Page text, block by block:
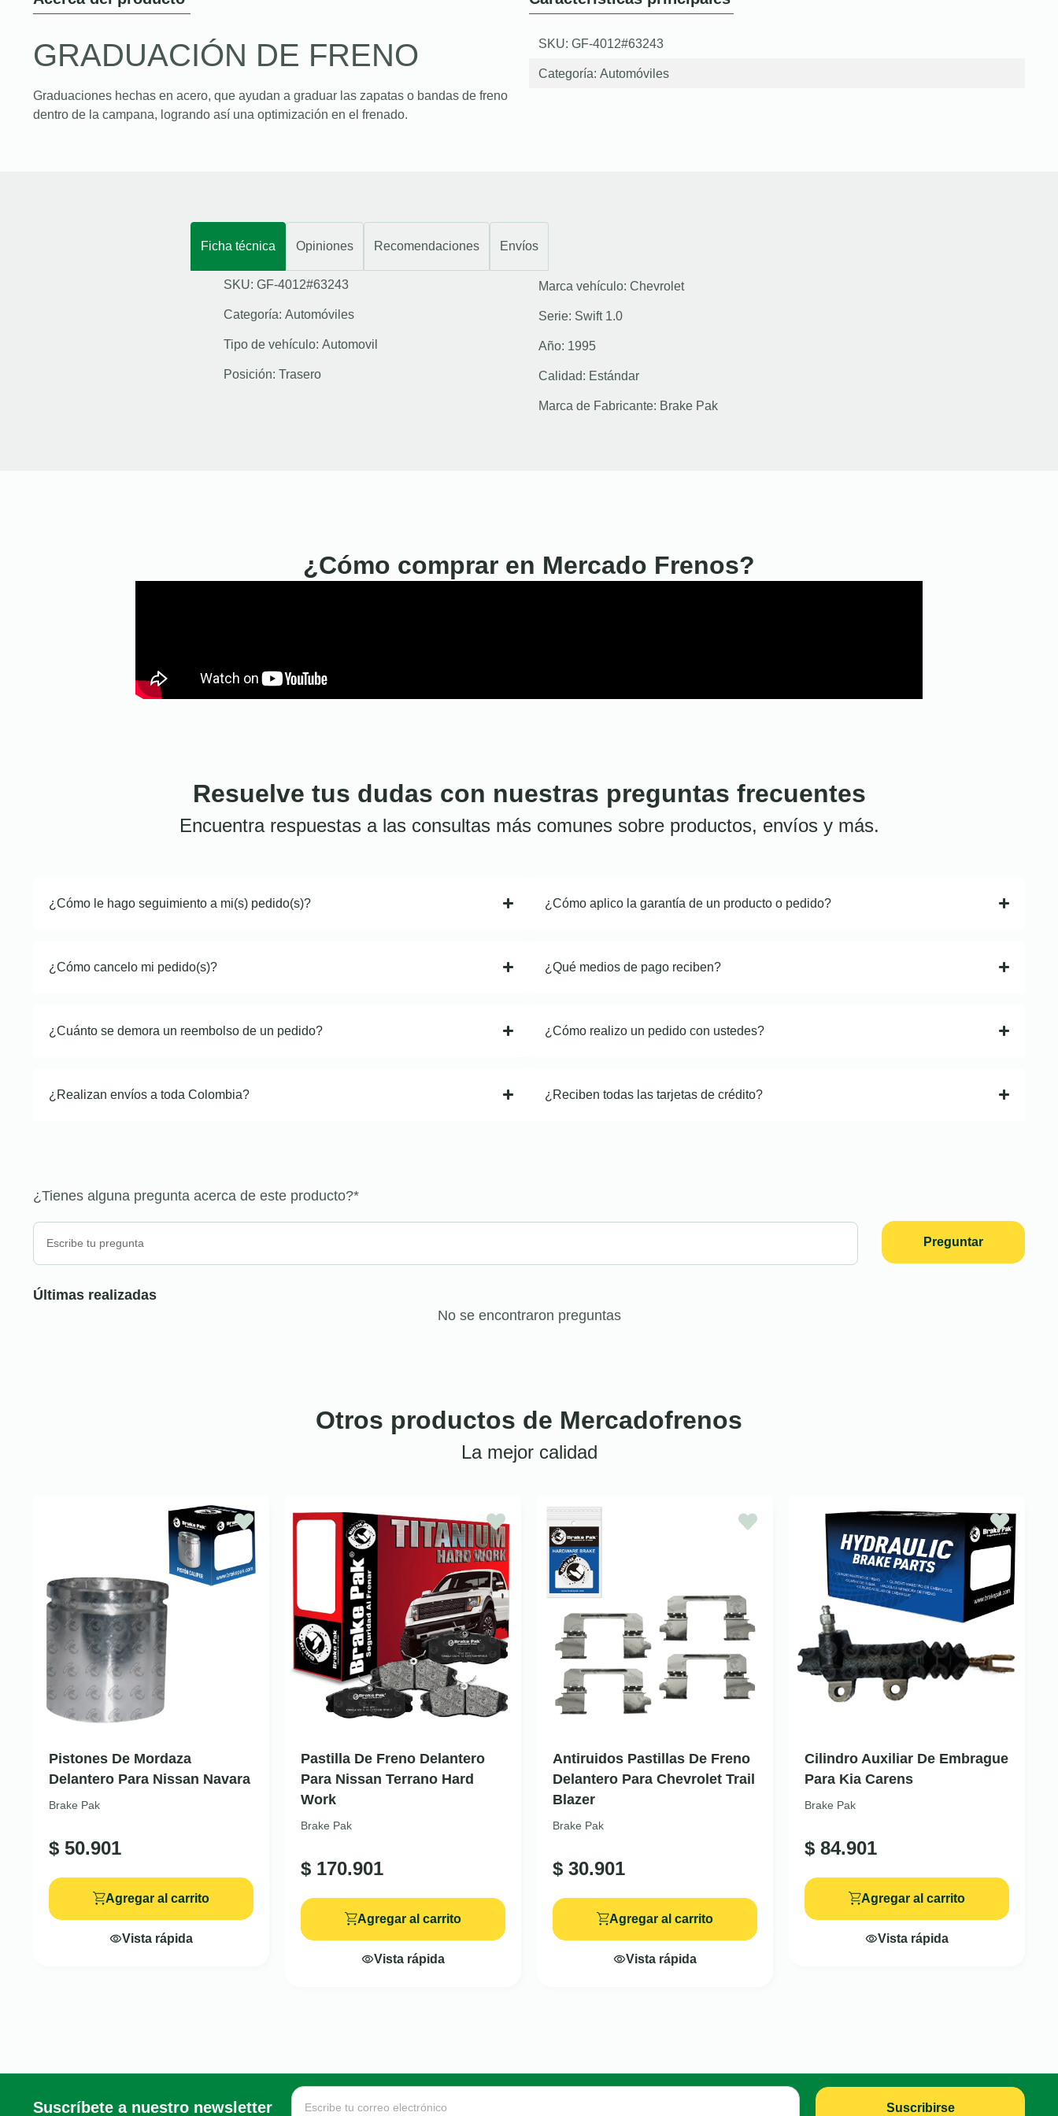
GRADUACIÓN DE FRENO
Graduaciones hechas en acero, que ayudan a graduar las zapatas o bandas de freno
dentro de la campana, logrando así una optimización en el frenado.
SKU: GF-4012#63243
Categoría: Automóviles
Ficha técnica Opiniones Recomendaciones Envíos
SKU: GF-4012#63243
Categoría: Automóviles
Tipo de vehículo: Automovil
Posición: Trasero
Marca vehículo: Chevrolet
Serie: Swift 1.0
Año: 1995
Calidad: Estándar
Marca de Fabricante: Brake Pak
¿Cómo comprar en Mercado Frenos?
Resuelve tus dudas con nuestras preguntas frecuentes
Encuentra respuestas a las consultas más comunes sobre productos, envíos y más.
¿Cómo le hago seguimiento a mi(s) pedido(s)?
¿Cómo cancelo mi pedido(s)?
¿Cuánto se demora un reembolso de un pedido?
¿Realizan envíos a toda Colombia?
¿Cómo aplico la garantía de un producto o pedido?
¿Qué medios de pago reciben?
¿Cómo realizo un pedido con ustedes?
¿Reciben todas las tarjetas de crédito?
¿Tienes alguna pregunta acerca de este producto?*
Preguntar
Últimas realizadas
No se encontraron preguntas
Otros productos de Mercadofrenos
La mejor calidad
Pistones De Mordaza
Delantero Para Nissan Navara
Brake Pak
$ 50.901
Agregar al carrito
Vista rápida
Pastilla De Freno Delantero
Para Nissan Terrano Hard
Work
Brake Pak
$ 170.901
Agregar al carrito
Vista rápida
Antiruidos Pastillas De Freno
Delantero Para Chevrolet Trail
Blazer
Brake Pak
$ 30.901
Agregar al carrito
Vista rápida
Cilindro Auxiliar De Embrague
Para Kia Carens
Brake Pak
$ 84.901
Agregar al carrito
Vista rápida
Suscríbete a nuestro newsletter Suscribirse